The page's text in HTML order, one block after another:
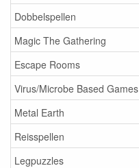
Dobbelspellen
Magic The Gathering
Escape Rooms
Virus/Microbe Based Games
Metal Earth
Reisspellen
Legpuzzles